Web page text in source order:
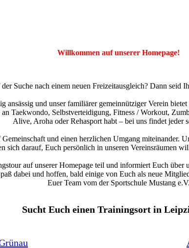
Willkommen auf unserer Homepage!
Suche nach einem neuen Freizeitausgleich? Dann seid
ansässig und unser familiärer gemeinnütziger Verein
Taekwondo, Selbstverteidigung, Fitness / Workout,
Alive, Aroha oder Rehasport habt – bei uns findet jeder
und einen herzlichen Umgang miteinander.
sich darauf, Euch persönlich in unseren Vereinsräumen
auf unserer Homepage teil und informiert Euch
dabei und hoffen, bald einige von Euch als neue
Euer Team vom der Sportschule Mustang e.V.
Sucht Euch einen Trainingsort in